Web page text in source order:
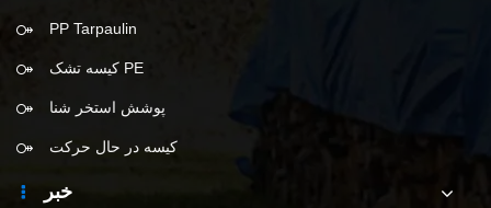
PP Tarpaulin
کیسه تشک PE
پوشش استخر شنا
کیسه در حال حرکت
خبر